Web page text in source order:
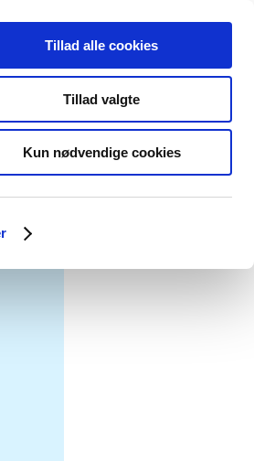
Tillad alle cookies
Tillad valgte
Kun nødvendige cookies